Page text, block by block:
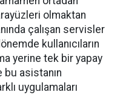
olmaktan
çalışan servisler
kullanıcıların
yerine tek bir yapay
bu asistanın
uygulamaları